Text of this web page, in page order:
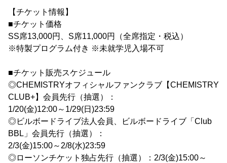
【チケット情報】
■チケット価格
SS席13,000円、S席11,000円（全席指定・税込）
※特製プログラム付き ※未就学児入場不可
■チケット販売スケジュール
◎CHEMISTRYオフィシャルファンクラブ【CHEMISTRY
CLUB+】会員先行（抽選）：
1/20(金)12:00～1/29(日)23:59
◎ビルボードライブ法人会員、ビルボードライブ「Club
BBL」会員先行（抽選）：
2/3(金)15:00～2/8(水)23:59
◎ローソンチケット独占先行（抽選）：2/3(金)15:00～